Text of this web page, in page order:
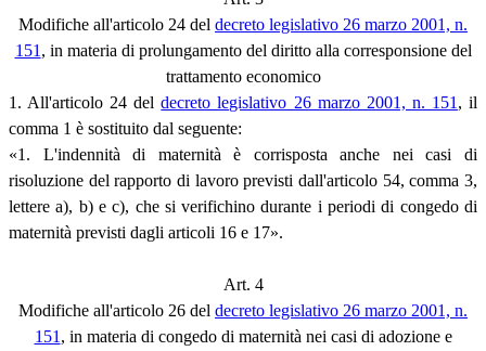
Modifiche all'articolo 24 del decreto legislativo 26 marzo 2001, n.
151 , in materia di prolungamento del diritto alla corresponsione del
trattamento economico
1. All'articolo 24 deldecreto legislativo 26 marzo 2001, n. 151 , il
comma 1 è sostituito dal seguente:
«1. L'indennità di maternità è corrisposta anche nei casi di
risoluzione del rapporto di lavoro previsti dall'articolo 54, comma 3,
lettere a), b) e c), che si verifichino durante i periodi di congedo di
maternità previsti dagli articoli 16 e 17».
Art. 4
Modifiche all'articolo 26 del decreto legislativo 26 marzo 2001, n.
151 , in materia di congedo di maternità nei casi di adozione e